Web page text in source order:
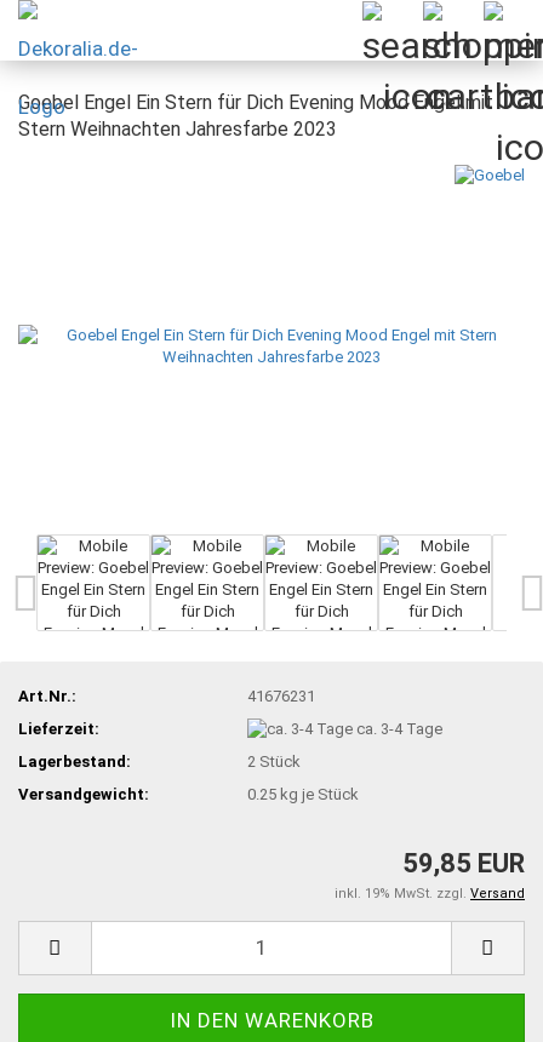
Goebel Engel Ein Stern für Dich Evening Mood Engel mit
Stern Weihnachten Jahresfarbe 2023
Art.Nr.:
41676231
Lieferzeit:
ca. 3-4 Tage
Lagerbestand:
2 Stück
Versandgewicht:
0.25 kg je Stück
59,85 EUR
inkl. 19% MwSt. zzgl. Versand